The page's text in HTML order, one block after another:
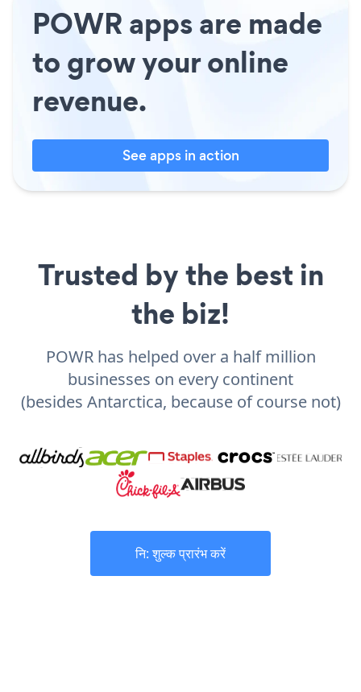
POWR apps are made
to grow your online
revenue.
See apps in action
Trusted by the best in
the biz!
POWR has helped over a half million
businesses on every continent
(besides Antarctica, because of course not)
नि: शुल्क प्रारंभ करें